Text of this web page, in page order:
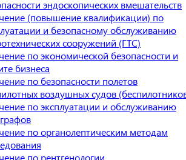
эндоскопических вмешательств
(повышение квалификации) по
и безопасному обслуживанию
сооружений (ГТС)
по экономической безопасности и
бизнеса
по безопасности полетов
воздушных судов
по эксплуатации и обслуживанию
по органолептическим методам
по рентгенологии